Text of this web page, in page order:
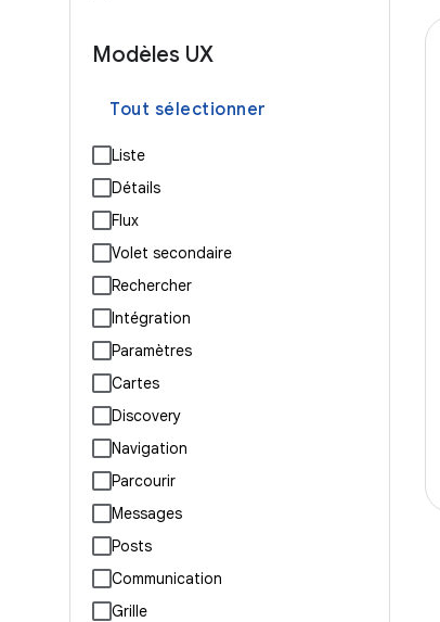
Modèles UX
Tout sélectionner
Liste
Détails
Flux
Volet secondaire
Rechercher
Intégration
Paramètres
Cartes
Discovery
Navigation
Parcourir
Messages
Posts
Communication
Grille